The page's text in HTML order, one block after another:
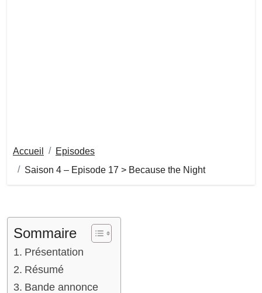
Accueil
Episodes
Saison 4 – Episode 17 > Because the Night
Sommaire
Présentation
Résumé
Bande annonce